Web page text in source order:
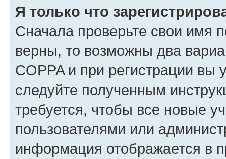
Я только что
Сначала проверьте свои имя
верны, то возможны два
COPPA и при регистрации вы
следуйте полученным
требуется, чтобы все новые
пользователями или
информация отображается в